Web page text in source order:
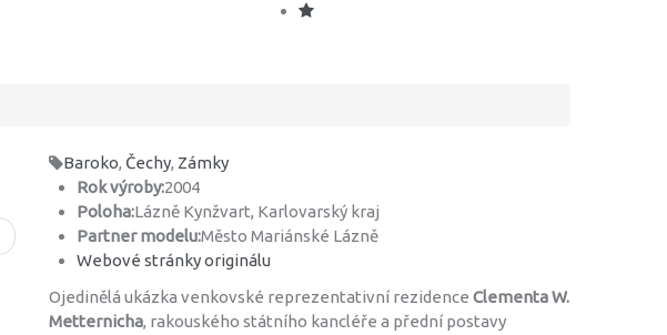
Baroko, Čechy, Zámky
Rok výroby:2004
Poloha:Lázně Kynžvart, Karlovarský kraj
Partner modelu:Město Mariánské Lázně
Webové stránky originálu
Ojedinělá ukázka venkovské reprezentativní rezidence Clementa W.
Metternicha, rakouského státního kancléře a přední postavy